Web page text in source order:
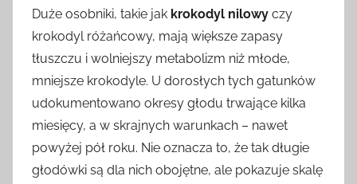
Duże osobniki, takie jak krokodyl nilowy czy
krokodyl różańcowy, mają większe zapasy
tłuszczu i wolniejszy metabolizm niż młode,
mniejsze krokodyle. U dorosłych tych gatunków
udokumentowano okresy głodu trwające kilka
miesięcy, a w skrajnych warunkach – nawet
powyżej pół roku. Nie oznacza to, że tak długie
głodówki są dla nich obojętne, ale pokazuje skalę